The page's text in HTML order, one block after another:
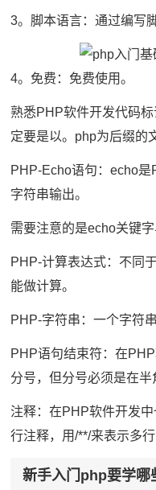
3。脚本语言：通过编写
4。免费：免费使用。
熟悉PHP软件开发代码
定要是以。php为后缀的
PHP-Echo语句：echo
字符串输出。
需要注意的是echo关键
PHP-计算表达式：不同
能做计算。
PHP-字符串：一个字符
PHP语句结束符：在
分号，但分号必须是在半
注释：在PHP软件开发
行注释，用/**/来表示多行
新手入门php要学哪